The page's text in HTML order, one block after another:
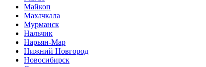
Майкоп
Махачкала
Мурманск
Нальчик
Нарьян-Мар
Нижний Новгород
Новосибирск